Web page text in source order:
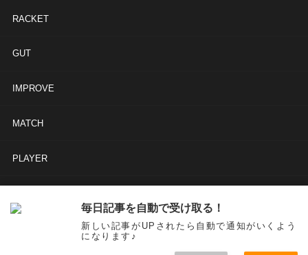
RACKET
GUT
IMPROVE
MATCH
PLAYER
GUT IMPROVE
毎日記事を自動で受け取る！
新しい記事がUPされたら自動で通知がいくよう
になります♪